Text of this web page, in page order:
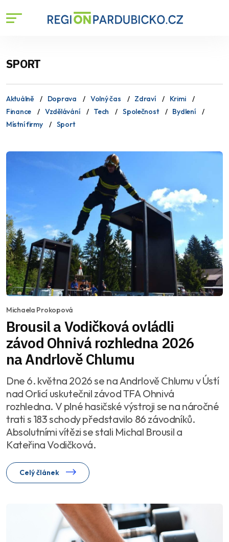
SPORT
Aktuálně Doprava Volný čas Zdraví
Krimi
Finance
Vzdělávání Tech Společnost
Bydlení
Místní firmy
Sport
Michaela Prokopová
Brousil a Vodičková ovládli
závod Ohnivá rozhledna 2026
na Andrlově Chlumu
Dne 6. května 2026 se na Andrlově Chlumu v Ústí
nad Orlicí uskutečnil závod TFA Ohnivá
rozhledna. V plné hasičské výstroji se na náročné
trati s 183 schody představilo 86 závodníků.
Absolutními vítězi se stali Michal Brousil a
Kateřina Vodičková.
Celý článek